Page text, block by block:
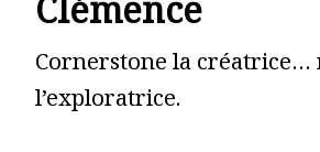
Clémence
Cornerstone la créatrice…
l’exploratrice.